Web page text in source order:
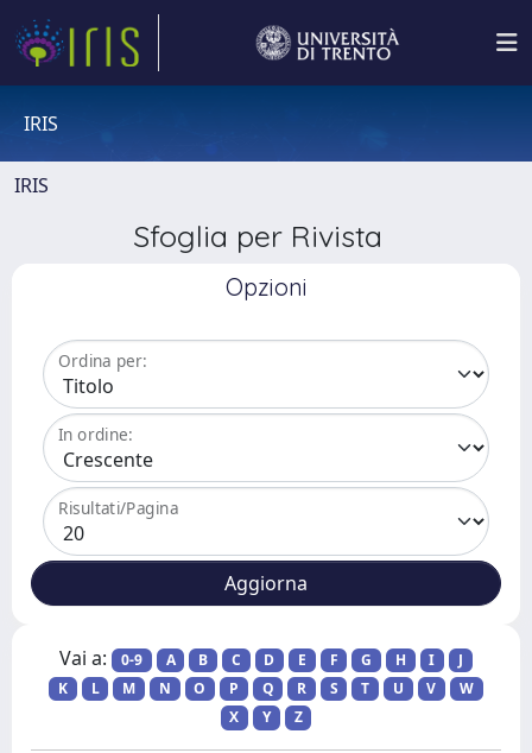
IRIS
IRIS
Sfoglia per Rivista
Opzioni
Ordina per:
In ordine:
Risultati/Pagina
Vai a: 0-9 A B C D E F G H I
J
K
L M N O P Q R S T U V
W
X
Y Z